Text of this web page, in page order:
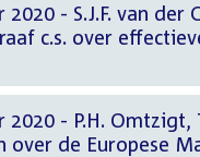
- S.J.F. van der
c.s. over
- P.H.
de Europese